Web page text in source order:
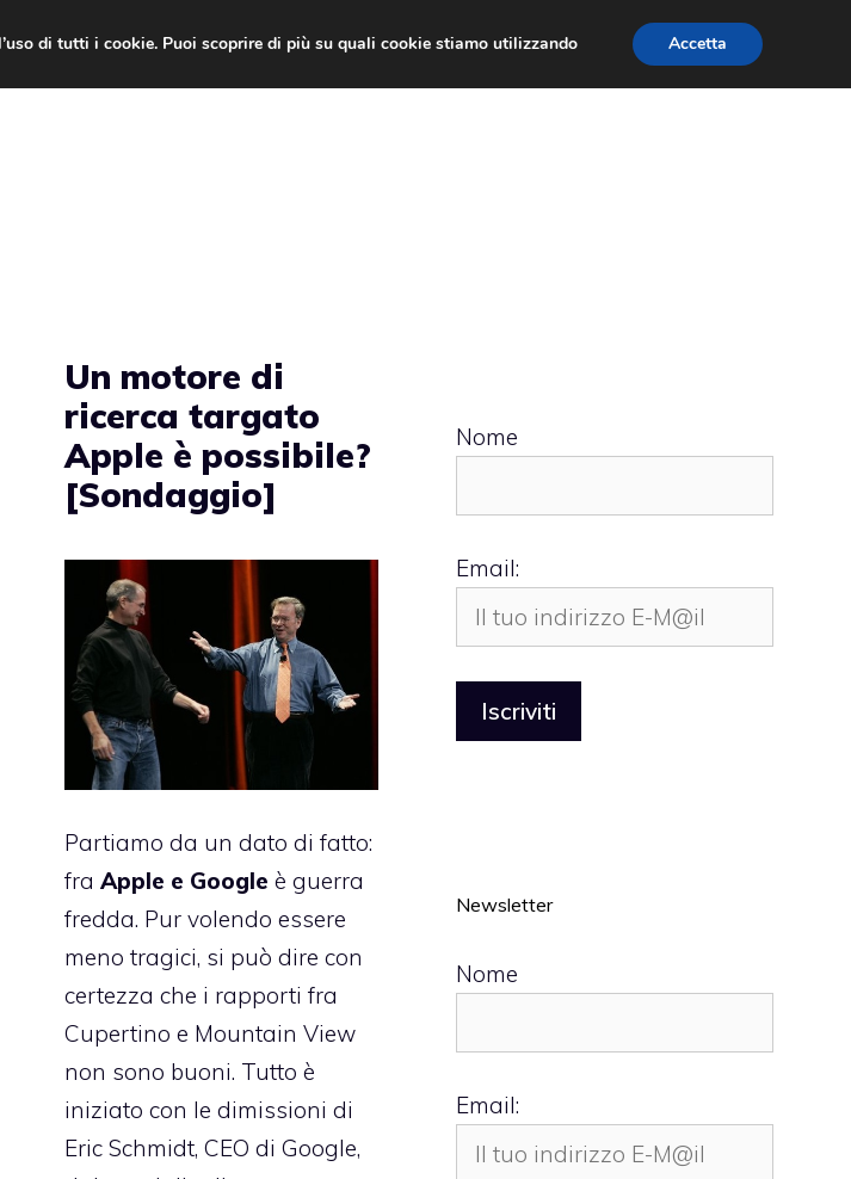
Un motore di
ricerca targato
Apple è possibile?
[Sondaggio]
Partiamo da un dato di fatto:
fraApple e Google è guerra
fredda. Pur volendo essere
meno tragici, si può dire con
certezza che i rapporti fra
Cupertino e Mountain View
non sono buoni. Tutto è
iniziato con ledimissioni di
Eric Schmidt, CEO di Google,
Nome
Email:
Newsletter
Nome
Email:
di tutti i cookie. Puoi scoprire di più su quali cookie stiamo utilizzando
Accetta